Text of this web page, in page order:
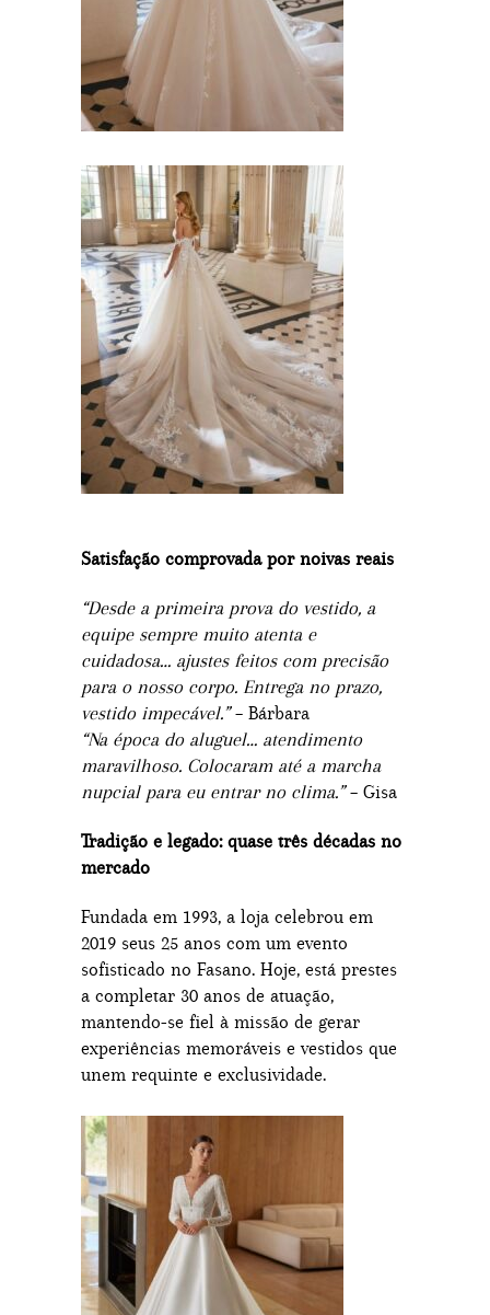
Satisfação comprovada por noivas reais
“Desde a primeira prova do vestido, a
equipe sempre muito atenta e
cuidadosa… ajustes feitos com precisão
para o nosso corpo. Entrega no prazo,
vestido impecável.”– Bárbara
“Na época do aluguel… atendimento
maravilhoso. Colocaram até a marcha
nupcial para eu entrar no clima.”– Gisa
Tradição e legado: quase três décadas no
mercado
Fundada em 1993, a loja celebrou em
2019 seus 25 anos com um evento
sofisticado no Fasano. Hoje, está prestes
a completar 30 anos de atuação,
mantendo-se fiel à missão de gerar
experiências memoráveis e vestidos que
unem requinte e exclusividade.